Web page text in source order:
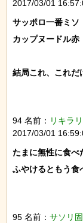
2017/03/01
サッポロ一番ミソ
カップヌードル赤
結局これ、これだ
94 名前： リキラ
2017/03/01
たまに無性に食べ
ふやけるともう食
95 名前： サソリ